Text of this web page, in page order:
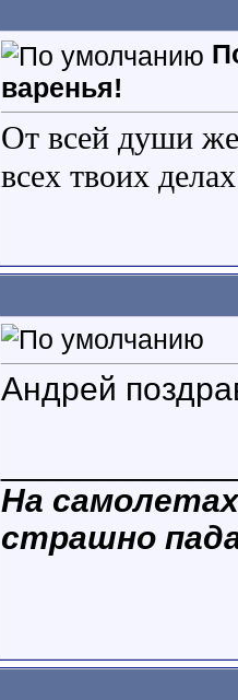
варенья!
От всей души
всех твоих
Андрей
На
страшно